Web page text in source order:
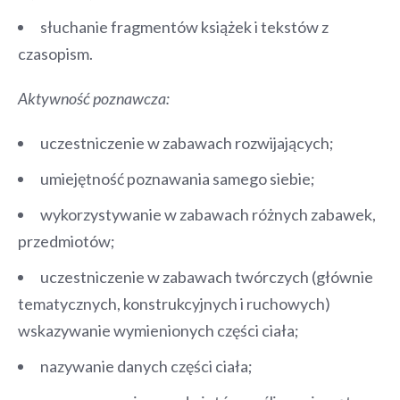
słuchanie fragmentów książek i tekstów z
czasopism.
Aktywność poznawcza:
uczestniczenie w zabawach rozwijających;
umiejętność poznawania samego siebie;
wykorzystywanie w zabawach różnych zabawek,
przedmiotów;
uczestniczenie w zabawach twórczych (głównie
tematycznych, konstrukcyjnych i ruchowych)
wskazywanie wymienionych części ciała;
nazywanie danych części ciała;